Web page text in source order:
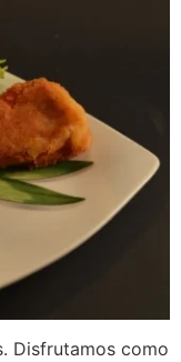
Disfrutamos como